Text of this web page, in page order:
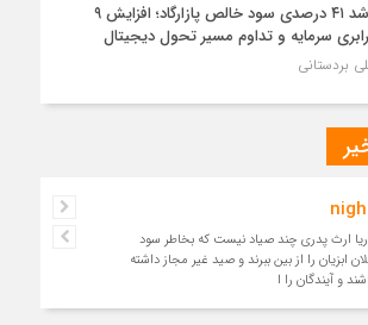
رشد ۴۱ درصدی سود خالص پازارگاد؛ افزایش ۹
سرمایه و تداوم مسیر تحول دیجیتال
بردستانی
ارث پدری چند صیاد نیست که بخاطر سود
ابزیان را از بین ببرند و صید غیر مجاز داشته
و آیندگان را ا